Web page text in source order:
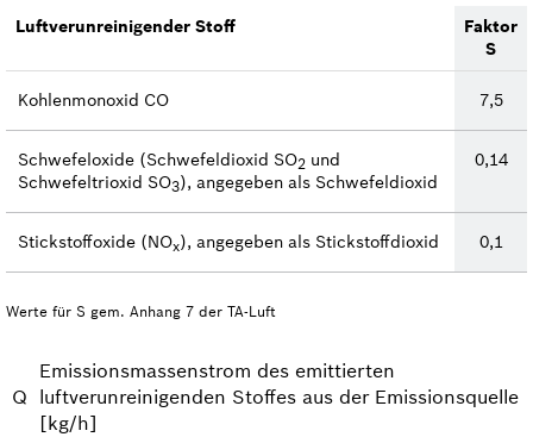
Luftverunreinigender Stoff
Faktor
S
Kohlenmonoxid CO 7,5
Schwefeloxide (Schwefeldioxid SO2 und
Schwefeltrioxid SO3), angegeben als Schwefeldioxid
0,14
Stickstoffoxide (NOx), angegeben als Stickstoffdioxid 0,1
Werte für S gem. Anhang 7 der TA-Luft
Q
Emissionsmassenstrom des emittierten
luftverunreinigenden Stoffes aus der Emissionsquelle
[kg/h]